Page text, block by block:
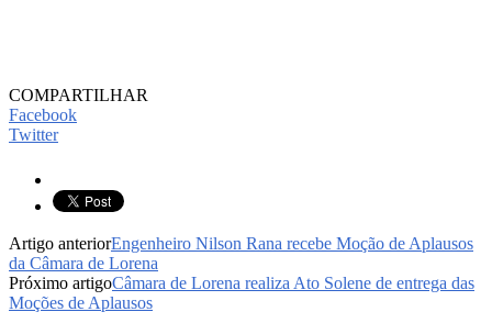
COMPARTILHAR
Facebook
Twitter
Artigo anteriorEngenheiro Nilson Rana recebe Moção de Aplausos
da Câmara de Lorena
Próximo artigoCâmara de Lorena realiza Ato Solene de entrega das
Moções de Aplausos